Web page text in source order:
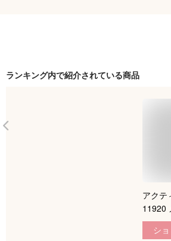
ランキング内で紹介されている商品
アクテ
11920
インソ
衝撃
シ